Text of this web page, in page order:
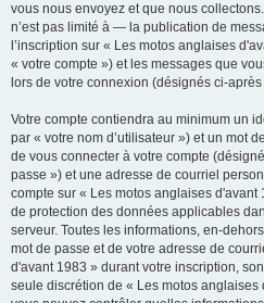
vous nous envoyez et que nous
n’est pas limité à — la publication de
l’inscription sur « Les motos anglaises
« votre compte ») et les messages que
lors de votre connexion (désignés ci-
Votre compte contiendra au minimum un
par « votre nom d’utilisateur ») et un mot
de vous connecter à votre compte
passe ») et une adresse de courriel
compte sur « Les motos anglaises
de protection des données applicables
serveur. Toutes les informations, en-
mot de passe et de votre adresse de
d'avant 1983 » durant votre inscription,
seule discrétion de « Les motos